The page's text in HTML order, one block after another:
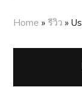
Home »รีวิว »